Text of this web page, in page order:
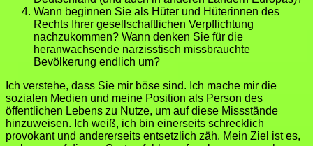
Wann beginnen Sie als Hüter und Hüterinnen des
Rechts Ihrer gesellschaftlichen Verpflichtung
nachzukommen? Wann denken Sie für die
heranwachsende narzisstisch missbrauchte
Bevölkerung endlich um?
Ich verstehe, dass Sie mir böse sind. Ich mache mir die
sozialen Medien und meine Position als Person des
öffentlichen Lebens zu Nutze, um auf diese Missstände
hinzuweisen. Ich weiß, ich bin einerseits schrecklich
provokant und andererseits entsetzlich zäh. Mein Ziel ist es,